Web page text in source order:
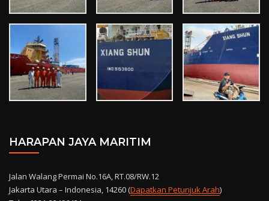
HARAPAN JAYA MARITIM
Jalan Walang Permai No.16A, RT.08/RW.12
Jakarta Utara – Indonesia, 14260 (Dapatkan Petunjuk Arah)